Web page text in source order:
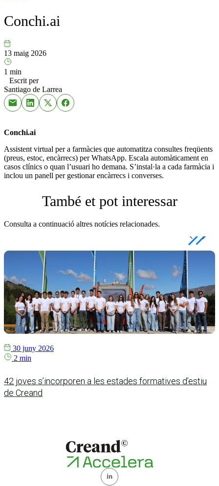
Conchi.ai
13 maig 2026
1 min
Escrit per
Santiago de Larrea
Conchi.ai
Assistent virtual per a farmàcies que automatitza consultes freqüents
(preus, estoc, encàrrecs) per WhatsApp. Escala automàticament en
casos clínics o quan l’usuari ho demana. S’instal·la a cada farmàcia i
inclou un panell per gestionar encàrrecs i converses.
També et pot interessar
Consulta a continuació altres notícies relacionades.
30 juny 2026
2 min
42 joves s’incorporen a les estades formatives d’estiu
de Creand